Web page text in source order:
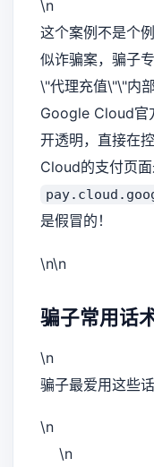
\n
这个案例不是个
似诈骗案，骗子
\"代理充值\"\"内
Google Cloud官
开透明，直接在
Cloud的支付页
是假冒的！
\n\n
骗子常用话
\n
骗子最爱用这些话
\n
\n